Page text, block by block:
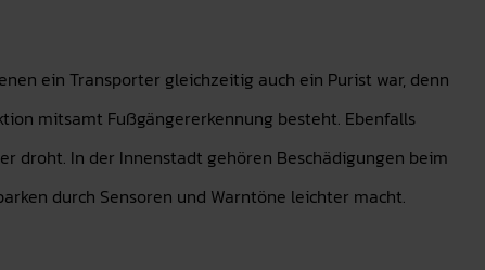
ein Transporter gleichzeitig auch ein Purist war, denn
mitsamt Fußgängererkennung besteht. Ebenfalls
droht. In der Innenstadt gehören Beschädigungen beim
durch Sensoren und Warntöne leichter macht.